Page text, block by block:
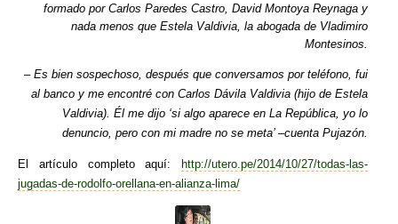
formado por Carlos Paredes Castro, David Montoya Reynaga y
nada menos que Estela Valdivia, la abogada de Vladimiro
Montesinos.
– Es bien sospechoso, después que conversamos por teléfono, fui
al banco y me encontré con Carlos Dávila Valdivia (hijo de Estela
Valdivia). Él me dijo ‘si algo aparece en La República, yo lo
denuncio, pero con mi madre no se meta’ –cuenta Pujazón.
El artículo completo aquí:http://utero.pe/2014/10/27/todas-las-
jugadas-de-rodolfo-orellana-en-alianza-lima/